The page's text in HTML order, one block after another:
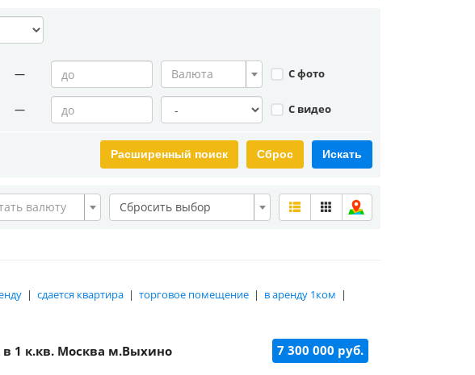
— Валюта С фото
— С видео
Искать
Сброс
Расширенный поиск
валюту Сбросить выбор
| сдается квартира | торговое помещение | в аренду 1ком |
7 300 000 руб.
1 к.кв. Москва м.Выхино